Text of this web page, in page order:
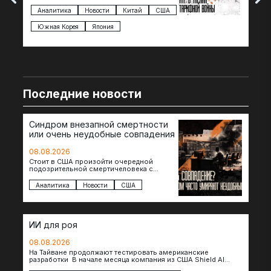
импорта из более 100 стран…
Аналитика Новости Китай США
Южная Корея Япония
Последние новости
Синдром внезапной смертности
или очень неудобные совпадения
08.08.2026
Стоит в США произойти очередной
подозрительной смертичеловека с
как официальные версии снова
оказываются удивительно похожими:
Аналитика Новости США
ИИ для роя
08.08.2026
На Тайване продолжают тестировать американские
разработки В начале месяца компания из США Shield AI